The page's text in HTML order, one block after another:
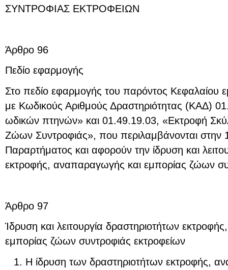
ΣΥΝΤΡΟΦΙΑΣ ΕΚΤΡΟΦΕΙΩΝ
Άρθρο 96
Πεδίο εφαρμογής
Στο πεδίο εφαρμογής του παρόντος Κεφαλαίου
με Κωδικούς Αριθμούς Δραστηριότητας (ΚΑΔ)
ωδικών πτηνών» και 01.49.19.03, «Εκτροφή
Ζώων Συντροφιάς», που περιλαμβάνονται
Παραρτήματος και αφορούν την ίδρυση και
εκτροφής, αναπαραγωγής και εμπορίας ζώων
Άρθρο 97
Ίδρυση και λειτουργία δραστηριοτήτων
εμπορίας ζώων συντροφιάς εκτροφείων
Η ίδρυση των δραστηριοτήτων εκτροφής,